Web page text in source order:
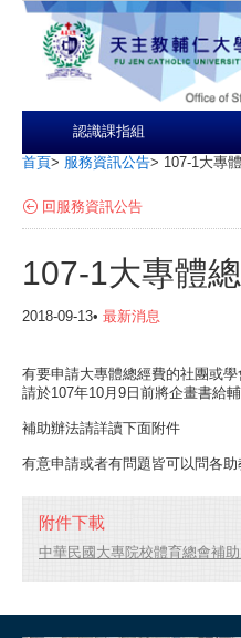
認識課指組
首頁> 服務資訊公告> 107-1大專
回服務資訊公告
107-1大專體
2018-09-13• 最新消息
有要申請大專體總經費的社團或學
請於107年10月9日前將企畫書給輔
補助辦法請詳讀下面附件
有意申請或者有問題皆可以問各助
附件下載
中華民國大專院校體育總會補